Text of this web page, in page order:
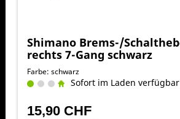
Shimano Brems-/
rechts 7-Gang schwarz
Farbe: schwarz
Sofort im Laden verfügbar
15,90 CHF